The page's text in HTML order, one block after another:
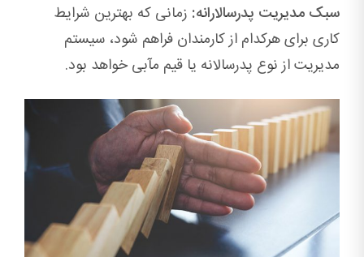
سبک مدیریت پدرسالارانه: زمانی که بهترین شرایط
کاری برای هرکدام از کارمندان فراهم شود، سیستم
مدیریت از نوع پدرسالانه یا قیم مآبی خواهد بود.